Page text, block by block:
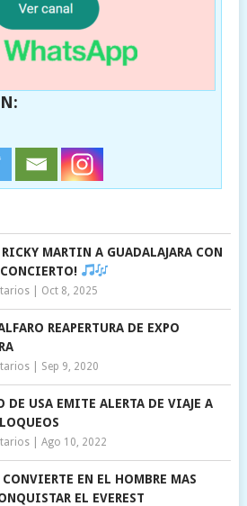
RICKY MARTIN A GUADALAJARA CON
| Oct 8, 2025
REAPERTURA DE EXPO
| Sep 9, 2020
DE USA EMITE ALERTA DE VIAJE A
| Ago 10, 2022
EN EL HOMBRE MAS
EL EVEREST